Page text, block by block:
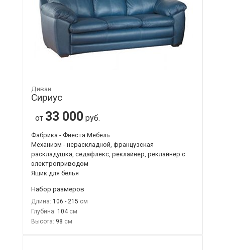
Диван
Сириус
от 33 000 руб.
Фабрика - Фиеста Мебель
Механизм - нераскладной, французская
раскладушка, седафлекс, реклайнер, реклайнер с
электроприводом
Ящик для белья
Набор размеров
Длина: 106 - 215
Глубина: 104
Высота: 98